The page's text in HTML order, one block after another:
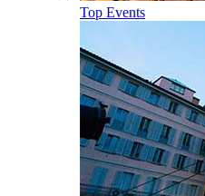
Top Events